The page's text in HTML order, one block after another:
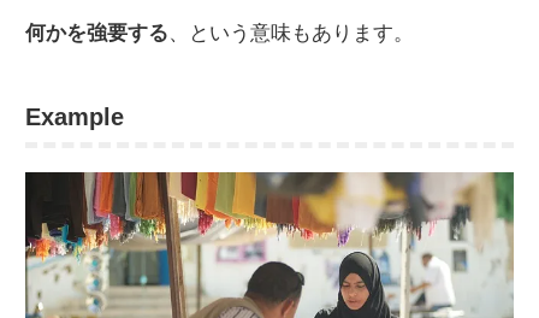
何かを強要する、という意味もあります。
Example